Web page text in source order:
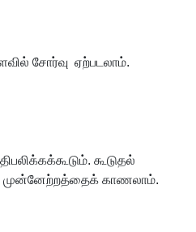
சோர்வு ஏற்படலாம்.
கூடுதல்
முன்னேற்றத்தைக் காணலாம்.